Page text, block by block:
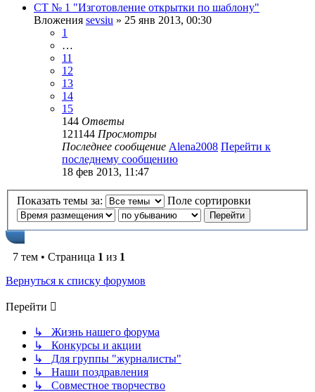
СТ № 1 "Изготовление открытки по шаблону"
Вложения sevsiu » 25 янв 2013, 00:30
1
…
11
12
13
14
15
144 Ответы
121144 Просмотры
Последнее сообщение Alena2008 Перейти к
последнему сообщению
18 фев 2013, 11:47
Показать темы за: Поле сортировки
7 тем • Страница 1 из 1
Вернуться к списку форумов
Перейти
↳ Жизнь нашего форума
↳ Конкурсы и акции
↳ Для группы "журналисты"
↳ Наши поздравления
↳ Совместное творчество